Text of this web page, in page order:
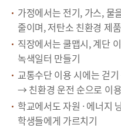
가정에서는 전기, 가스, 물
줄이며, 저탄소 친환경 제
직장에서는 쿨맵시, 계단
녹색일터 만들기
교통수단 이용 시에는 걷
→ 친환경 운전 순으로 이
학교에서도 자원 · 에너지
학생들에게 가르치기